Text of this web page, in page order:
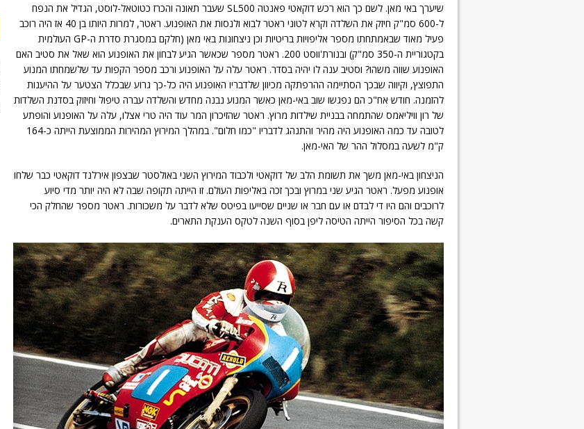
שיערך באי מאן. לשם כך הוא רכש דוקאטי פאנטה SL500 שעבר תאונה והכרז כטוטאל-לוסט, הגדיל את הנפח
ל-600 סמ"ק חיזק את השלדה וקרא לטוני ראטר לבוא ולנסות את האופנוע. ראטר, למרות היותו בן 40 אז היה רוכב
פעיל מאוד שבאמתחתו מספר אליפויות בריטיות וכן ניצחונות באי מאן (חלקם במסגרת סדרת ה-GP העולמית
בקטגוריית ה-350 סמ"ק) ובנורת'ווסט 200. ראטר מספר שכאשר הגיע לבחון את האופנוע הוא שאל את סטיב האם
האופנוע שווה משהו? וסטיב ענה לו יהיה בסדר. ראטר עלה על האופנוע ורכב מספר הקפות עד שלשמחתו המנוע
התפוצץ, וקיווה שבכך הסתיימה ההרפתקה מכיוון שלדבריו האופנוע היה כל-כך גרוע שבכלל הצטער על ההיענות
להזמנה. חודש אח"כ הם נפגשו שוב באי-מאן כאשר המנוע נבנה מחדש והשלדה עברה טיפול וחיזוק בסדנת השלדות
של רון וויליאמס שהתמחה בבניית שילדות מרוץ. ראטר שהזיכרון המר עוד היה טרי אצלו, עלה על האופנוע והופתע
לטובה עד כמה האופנוע היה מהיר והתנהג לדבריו "כמו חלום". במהלך המירוץ המהירות הממוצעת הייתה כ-164
ק"מ לשעה במסלול ההר של האי-מאן.
הניצחון באי-מאן משך את תשומת הלב של דוקאטי ולכבוד המירוץ השני באולסטר שבצפון אירלנד דוקאטי כבר שלחו
אופנוע מפעל. ראטר הגיע שני במרוץ ובכך זכה באליפות העולם. זו הייתה תקופה שבה לא היה יותר מדי סיוע
לרוכבים והם היו די לבדם או עם חבר או שניים שסייעו בפיטס שלא לדבר על משכורות. ראטר מספר שהחלק הכי
קשה בכל הסיפור הייתה הטיסה ליפן בסוף השנה לטקס הענקת התארים.